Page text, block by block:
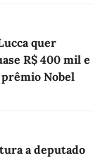
quer
R$ 400 mil e
Nobel
a deputado